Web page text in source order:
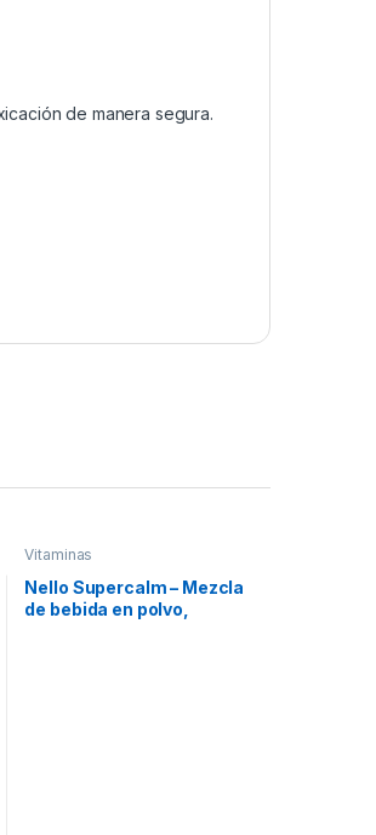
de manera segura.
Vitaminasㅤ
Nello Supercalm – Mezcla
de bebida en polvo,